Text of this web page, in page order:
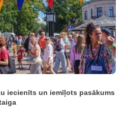
iecienīts un iemīļots pasākums